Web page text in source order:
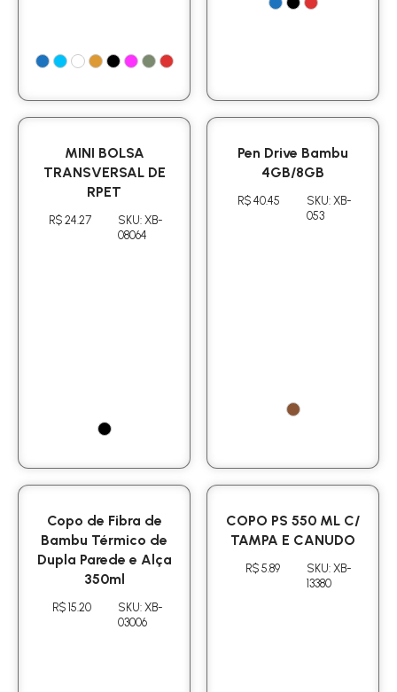
MINI BOLSA
TRANSVERSAL DE
RPET
R$ 24.27
SKU: XB-
08064
Pen Drive Bambu
4GB/8GB
R$ 40.45
SKU: XB-
053
Copo de Fibra de
Bambu Térmico de
Dupla Parede e Alça
350ml
R$ 15.20
SKU: XB-
03006
COPO PS 550 ML C/
TAMPA E CANUDO
R$ 5.89
SKU: XB-
13380